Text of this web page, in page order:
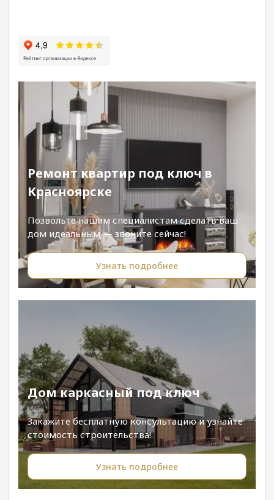
Ремонт квартир под ключ в
Красноярске
Позвольте нашим специалистам сделать ваш
дом идеальным — звоните сейчас!
Узнать подробнее
Дом каркасный под ключ
Закажите бесплатную консультацию и узнайте
стоимость строительства!
Узнать подробнее